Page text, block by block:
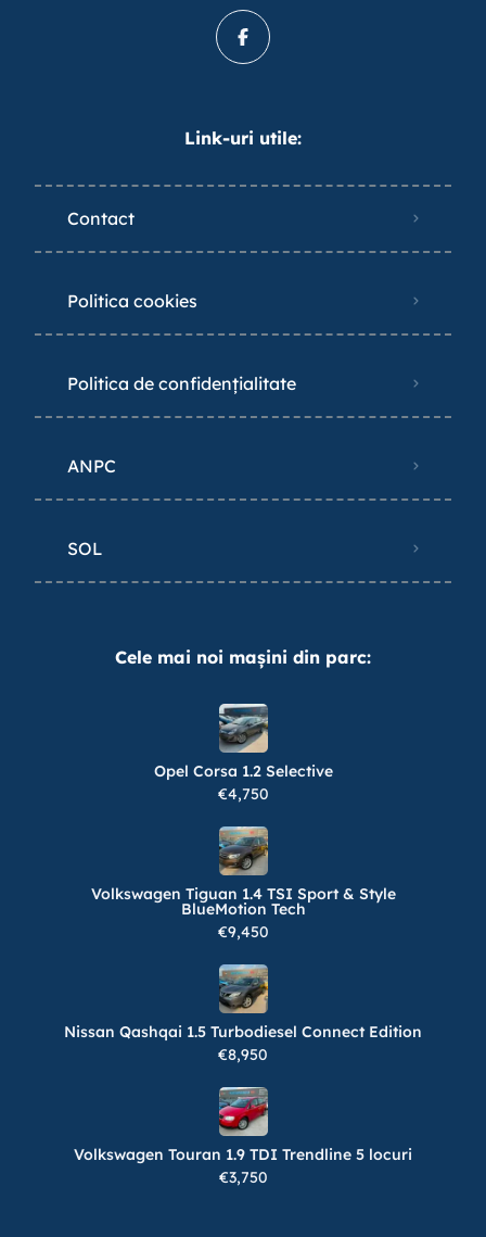
Link-uri utile:
Contact
Politica cookies
Politica de confidențialitate
ANPC
SOL
Cele mai noi mașini din parc:
Opel Corsa 1.2 Selective
€4,750
Volkswagen Tiguan 1.4 TSI Sport & Style
BlueMotion Tech
€9,450
Nissan Qashqai 1.5 Turbodiesel Connect Edition
€8,950
Volkswagen Touran 1.9 TDI Trendline 5 locuri
€3,750